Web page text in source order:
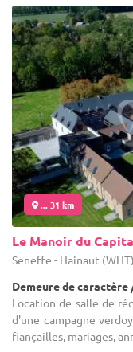
... 31 km
Le Manoir du
Seneffe - Hainaut (WHT)
Demeure de
Location de salle de
d'une campagne
fiançailles, mariages,